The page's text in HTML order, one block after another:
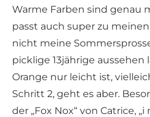
Warme Farben sind genau
passt auch super zu
nicht meine
picklige 13jährige aussehen
Orange nur leicht ist,
Schritt 2, geht es aber.
der „Fox Nox“ von Catrice,